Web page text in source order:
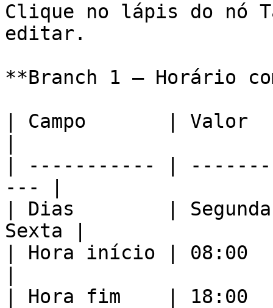
Clique no lápis do nó
editar.
**Branch 1 — Horário
| Campo       | Valor
| ----------- |
--- |
| Dias        |
Sexta |
| Hora início | 08:00
| Hora fim    | 18:00